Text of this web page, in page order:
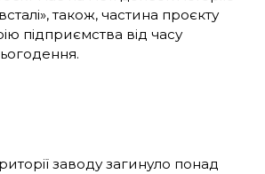
також, частина проєкту
підприємства від часу
заводу загинуло понад